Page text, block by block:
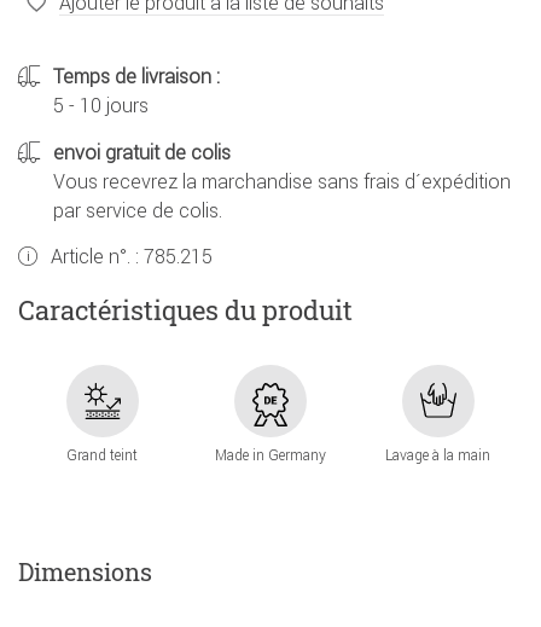
Temps de livraison :
5 - 10 jours
envoi gratuit de colis
Vous recevrez la marchandise sans frais d´expédition
par service de colis.
Article n°. : 785.215
Caractéristiques du produit
Grand teint Made in Germany Lavage à la main
Dimensions